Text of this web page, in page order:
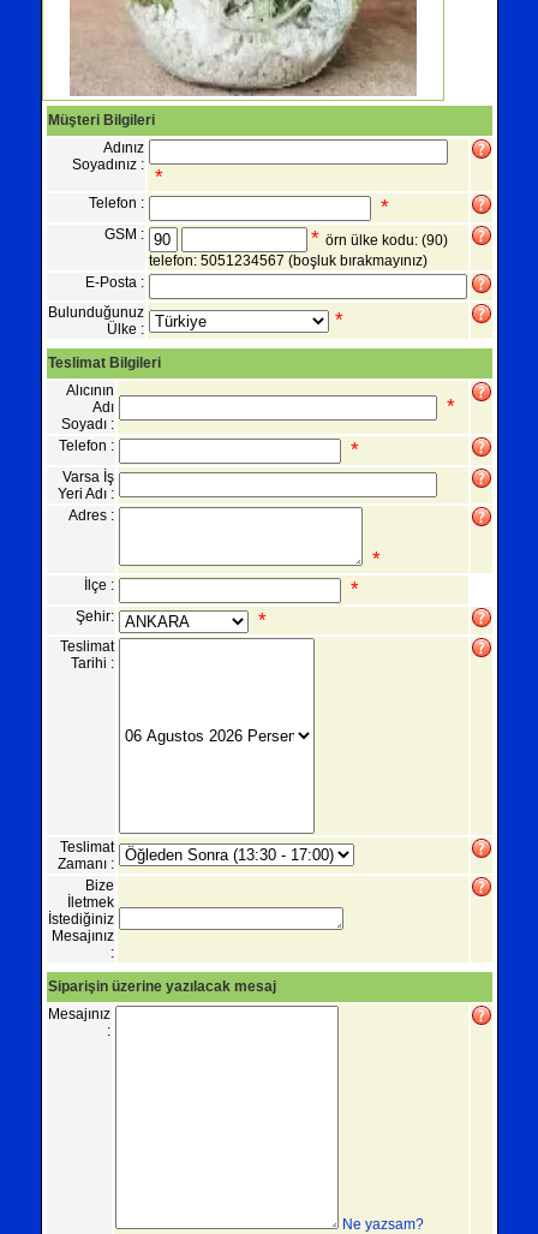
Müşteri Bilgileri
Adınız
Soyadınız :
*
Telefon : *
GSM : * örn ülke kodu: (90)
telefon: 5051234567 (boşluk bırakmayınız)
E-Posta :
Bulunduğunuz
Ülke :
*
Teslimat Bilgileri
Alıcının
Adı
Soyadı :
*
Telefon : *
Varsa İş
Yeri Adı :
Adres :
*
İlçe : *
Şehir: *
Teslimat
Tarihi :
Teslimat
Zamanı :
Bize
İletmek
İstediğiniz
Mesajınız
:
Siparişin üzerine yazılacak mesaj
Mesajınız
:
Ne yazsam?